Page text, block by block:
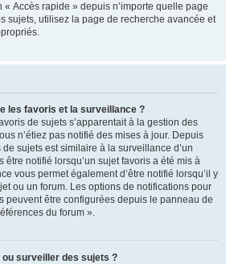
Accès rapide » depuis n’importe quelle page
sujets, utilisez la page de recherche avancée et
les favoris et la surveillance ?
de sujets s’apparentait à la gestion des
n’étiez pas notifié des mises à jour. Depuis
sujets est similaire à la surveillance d’un
être notifié lorsqu’un sujet favoris a été mis à
vous permet également d’être notifié lorsqu’il y
ou un forum. Les options de notifications pour
peuvent être configurées depuis le panneau de
du forum ».
surveiller des sujets ?